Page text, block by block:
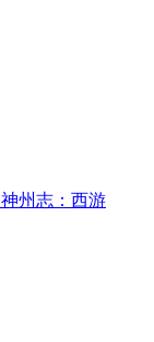
神州志：西游